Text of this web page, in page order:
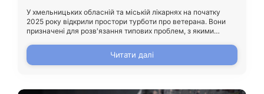
У хмельницьких обласній та міській лікарнях на початку
2025 року відкрили простори турботи про ветерана. Вони
призначені для розв'язання типових проблем, з якими
Читати далі